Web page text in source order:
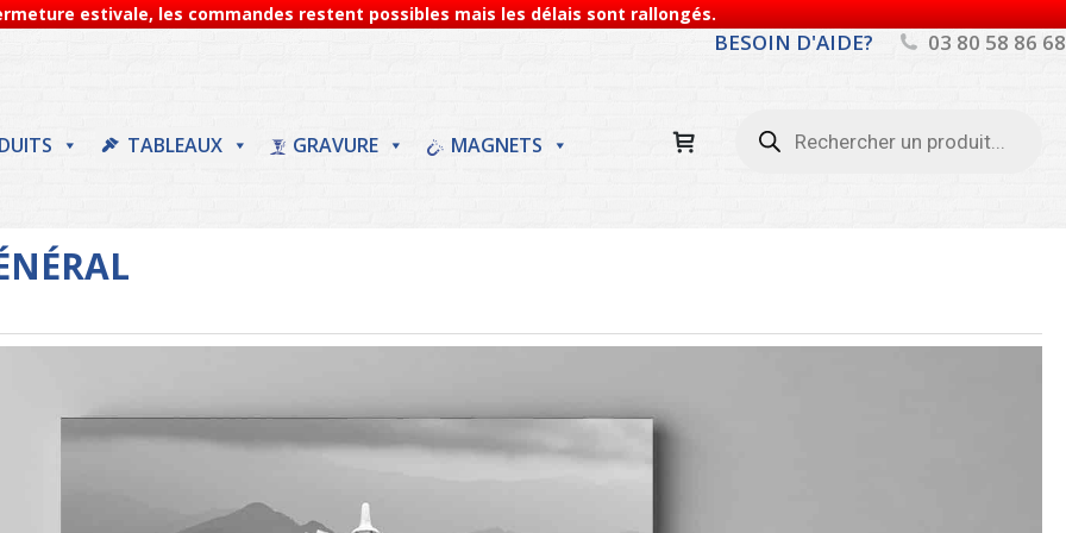
estivale, les commandes restent possibles mais les délais sont rallongés.
BESOIN D'AIDE? 03 80 58 86 68
TABLEAUX GRAVURE
MAGNETS
produits